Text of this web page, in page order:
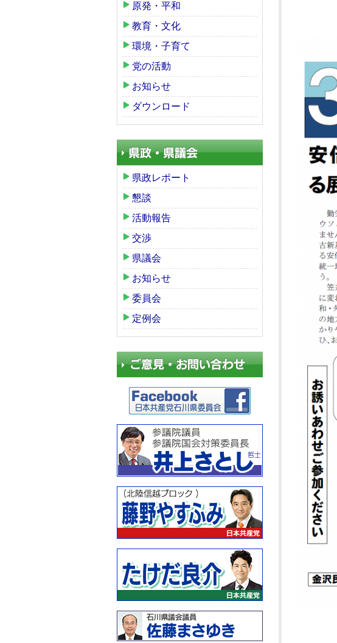
原発・平和
教育・文化
環境・子育て
党の活動
お知らせ
ダウンロード
県政レポート
懇談
活動報告
交渉
県議会
お知らせ
委員会
定例会